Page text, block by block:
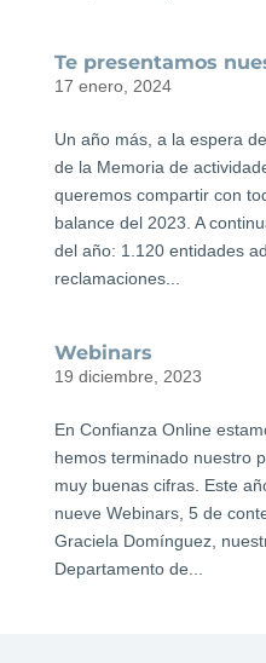
Te presentamos
17 enero, 2024
Un año más, a la espera
de la Memoria de
queremos compartir con
balance del 2023. A
del año: 1.120 entidades
reclamaciones...
Webinars
19 diciembre, 2023
En Confianza Online
hemos terminado nuestro
muy buenas cifras. Este
nueve Webinars, 5 de
Graciela Domínguez,
Departamento de...